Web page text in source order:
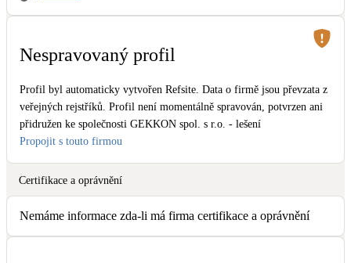
Okna / dveře
Balkonové sestavy
Nespravovaný profil
Profil byl automaticky vytvořen Refsite. Data o firmě jsou převzata z
veřejných rejstříků. Profil není momentálně spravován, potvrzen ani
přidružen ke společnosti GEKKON spol. s r.o. - lešení
Propojit s touto firmou
Certifikace a oprávnění
Nemáme informace zda-li má firma certifikace a oprávnění